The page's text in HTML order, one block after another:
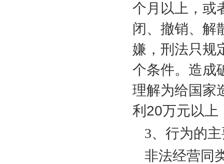
个月以上，或
闭、撤销、解
嫌，刑法只规
个条件。造成
理解为给国家
利 20万元以上
3、行为的
非法经营同